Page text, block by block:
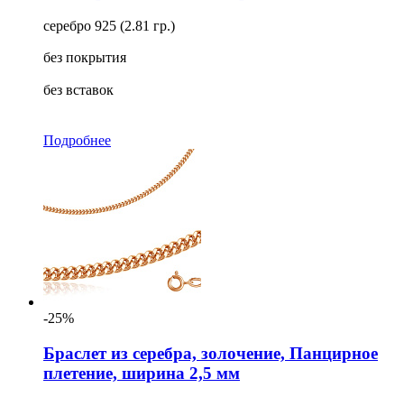
серебро 925 (2.81 гр.)
без покрытия
без вставок
Подробнее
-25%
Браслет из серебра, золочение, Панцирное
плетение, ширина 2,5 мм